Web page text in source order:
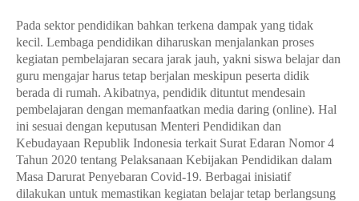
Pada sektor pendidikan bahkan terkena dampak yang tidak
kecil. Lembaga pendidikan diharuskan menjalankan proses
kegiatan pembelajaran secara jarak jauh, yakni siswa belajar dan
guru mengajar harus tetap berjalan meskipun peserta didik
berada di rumah. Akibatnya, pendidik dituntut mendesain
pembelajaran dengan memanfaatkan media daring (online). Hal
ini sesuai dengan keputusan Menteri Pendidikan dan
Kebudayaan Republik Indonesia terkait Surat Edaran Nomor 4
Tahun 2020 tentang Pelaksanaan Kebijakan Pendidikan dalam
Masa Darurat Penyebaran Covid-19. Berbagai inisiatif
dilakukan untuk memastikan kegiatan belajar tetap berlangsung